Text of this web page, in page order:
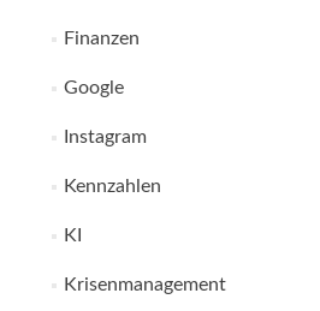
Finanzen
Google
Instagram
Kennzahlen
KI
Krisenmanagement